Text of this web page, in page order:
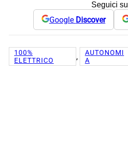
Seguici su
Google Discover
100%
ELETTRICO
,
AUTONOMI
A